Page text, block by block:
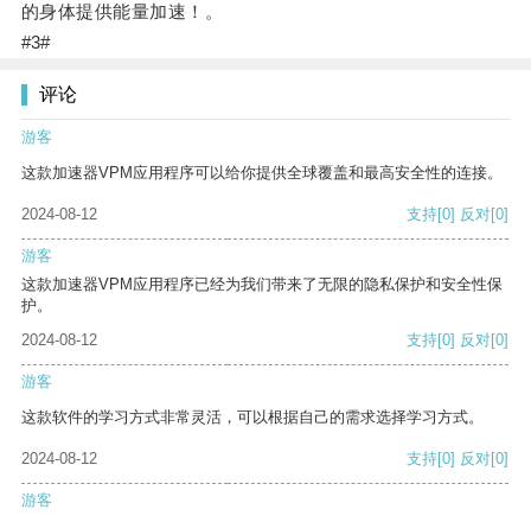
的身体提供能量加速！。
#3#
评论
游客
这款加速器VPM应用程序可以给你提供全球覆盖和最高安全性的连接。
2024-08-12 支持[0] 反对[0]
游客
这款加速器VPM应用程序已经为我们带来了无限的隐私保护和安全性保
护。
2024-08-12
支持[0] 反对[0]
游客
这款软件的学习方式非常灵活，可以根据自己的需求选择学习方式。
2024-08-12 支持[0] 反对[0]
游客